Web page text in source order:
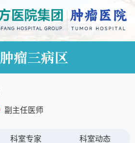
肿瘤三病区
副主任医师
科室专家 科室动态